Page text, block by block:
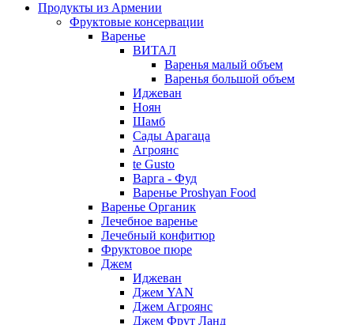
Продукты из Армении
Фруктовые консервации
Варенье
ВИТАЛ
Варенья малый объем
Варенья большой объем
Иджеван
Ноян
Шамб
Сады Арагаца
Агроянс
te Gusto
Варга - Фуд
Варенье Proshyan Food
Варенье Органик
Лечебное варенье
Лечебный конфитюр
Фруктовое пюре
Джем
Иджеван
Джем YAN
Джем Агроянс
Джем Фрут Ланд